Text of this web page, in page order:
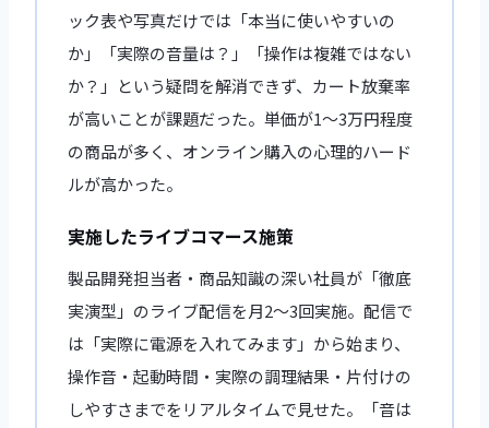
ック表や写真だけでは「本当に使いやすいの
か」「実際の音量は？」「操作は複雑ではない
か？」という疑問を解消できず、カート放棄率
が高いことが課題だった。単価が1〜3万円程度
の商品が多く、オンライン購入の心理的ハード
ルが高かった。
実施したライブコマース施策
製品開発担当者・商品知識の深い社員が「徹底
実演型」のライブ配信を月2〜3回実施。配信で
は「実際に電源を入れてみます」から始まり、
操作音・起動時間・実際の調理結果・片付けの
しやすさまでをリアルタイムで見せた。「音は